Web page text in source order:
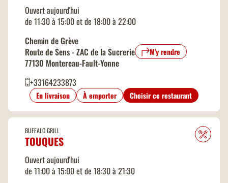
Paiement par Chèques Vacances
Paiement par Tickets Restaurant
Parking Autocars gratuit
Ouvert aujourd'hui
de 11:30 à 15:00 et de 18:00 à 22:00
Chemin de Grève
Route de Sens - ZAC de la Sucrerie
77130 Montereau-Fault-Yonne
M'y rendre
+33164233873
En livraison À emporter Choisir ce restaurant
BUFFALO GRILL
TOUQUES
Ouvert aujourd'hui
de 11:00 à 15:00 et de 18:30 à 21:30